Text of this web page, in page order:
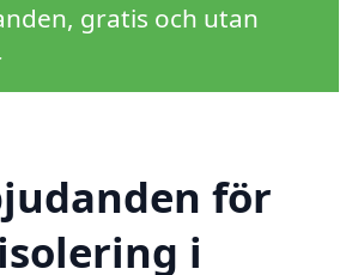
gratis och utan
för
i